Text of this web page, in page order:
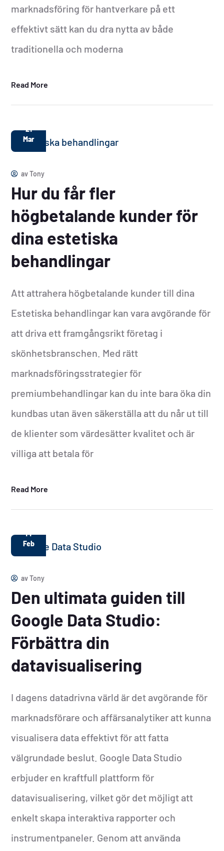
marknadsföring för hantverkare på ett
effektivt sätt kan du dra nytta av både
traditionella och moderna
Read More
21
Mar
avTony
Hur du får fler
högbetalande kunder för
dina estetiska
behandlingar
Att attrahera högbetalande kunder till dina
Estetiska behandlingar kan vara avgörande för
att driva ett framgångsrikt företag i
skönhetsbranschen. Med rätt
marknadsföringsstrategier för
premiumbehandlingar kan du inte bara öka din
kundbas utan även säkerställa att du når ut till
de klienter som värdesätter kvalitet och är
villiga att betala för
Read More
14
Feb
avTony
Den ultimata guiden till
Google Data Studio:
Förbättra din
datavisualisering
I dagens datadrivna värld är det avgörande för
marknadsförare och affärsanalytiker att kunna
visualisera data effektivt för att fatta
välgrundade beslut. Google Data Studio
erbjuder en kraftfull plattform för
datavisualisering, vilket gör det möjligt att
enkelt skapa interaktiva rapporter och
instrumentpaneler. Genom att använda